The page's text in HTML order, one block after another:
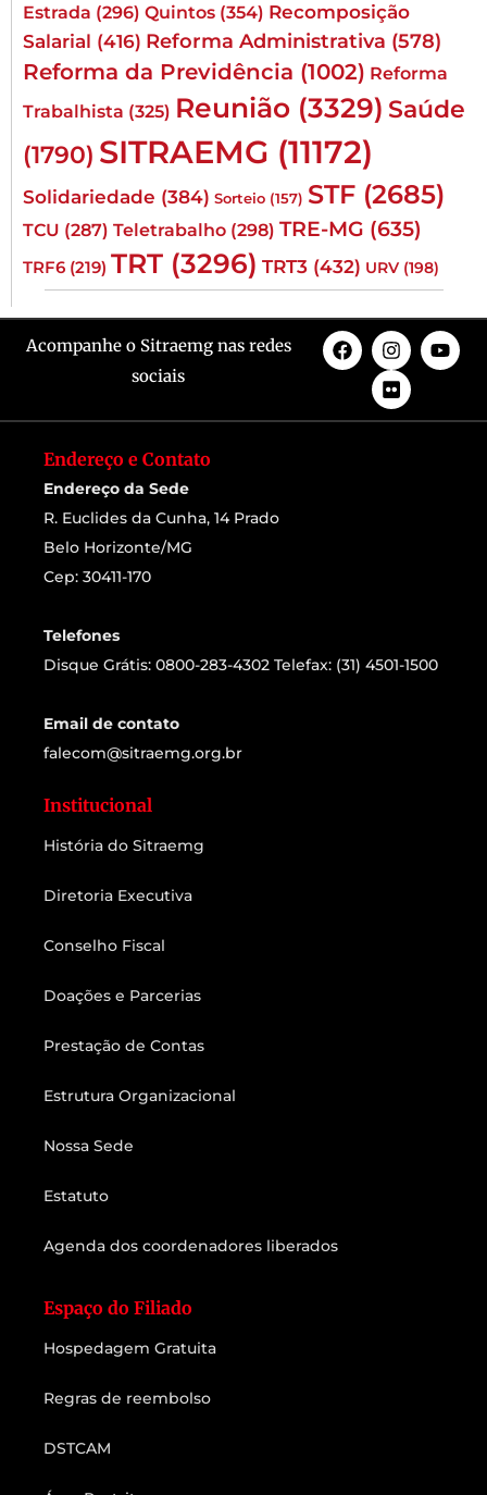
Estrada (296) Quintos (354) Recomposição
Salarial (416) Reforma Administrativa (578)
Reforma da Previdência (1002) Reforma
Trabalhista (325) Reunião (3329) Saúde
(1790) SITRAEMG (11172)
Solidariedade (384) Sorteio (157) STF (2685)
TCU (287) Teletrabalho (298) TRE-MG (635)
TRF6 (219) TRT (3296) TRT3 (432) URV (198)
Acompanhe o Sitraemg nas redes
sociais
Endereço e Contato
Endereço da Sede
R. Euclides da Cunha, 14 Prado
Belo Horizonte/MG
Cep: 30411-170
Telefones
Disque Grátis: 0800-283-4302 Telefax: (31) 4501-1500
Email de contato
falecom@sitraemg.org.br
Institucional
História do Sitraemg
Diretoria Executiva
Conselho Fiscal
Doações e Parcerias
Prestação de Contas
Estrutura Organizacional
Nossa Sede
Estatuto
Agenda dos coordenadores liberados
Espaço do Filiado
Hospedagem Gratuita
Regras de reembolso
DSTCAM